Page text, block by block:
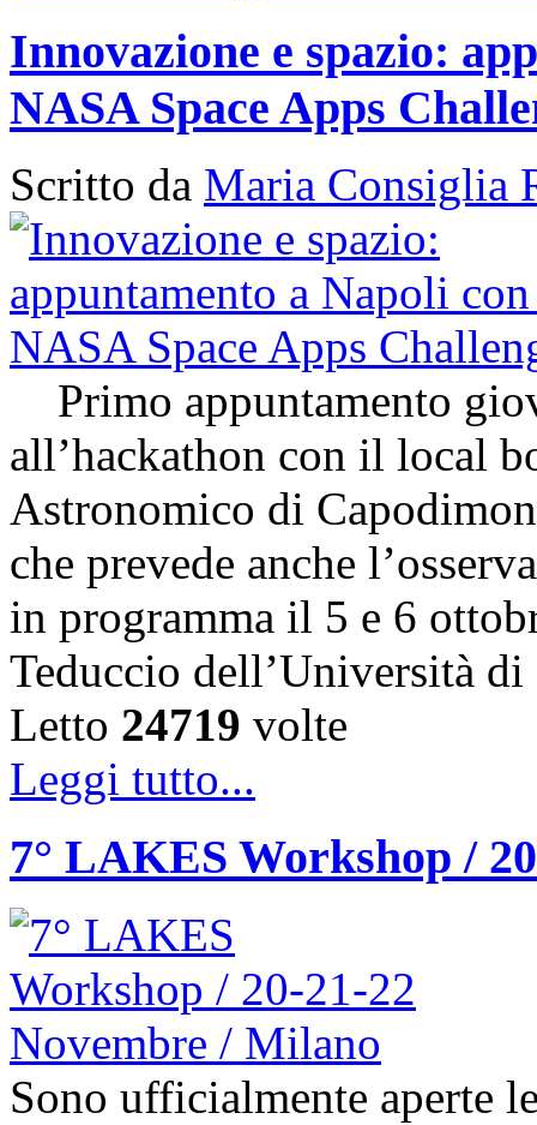
Innovazione e spazio:
NASA Space Apps
Scritto da Maria Consiglia
Primo appuntamento
all’hackathon con il local
Astronomico di
che prevede anche
in programma il 5 e 6
Teduccio dell’Università
Letto 24719 volte
Leggi tutto...
7° LAKES Workshop /
Sono ufficialmente aperte